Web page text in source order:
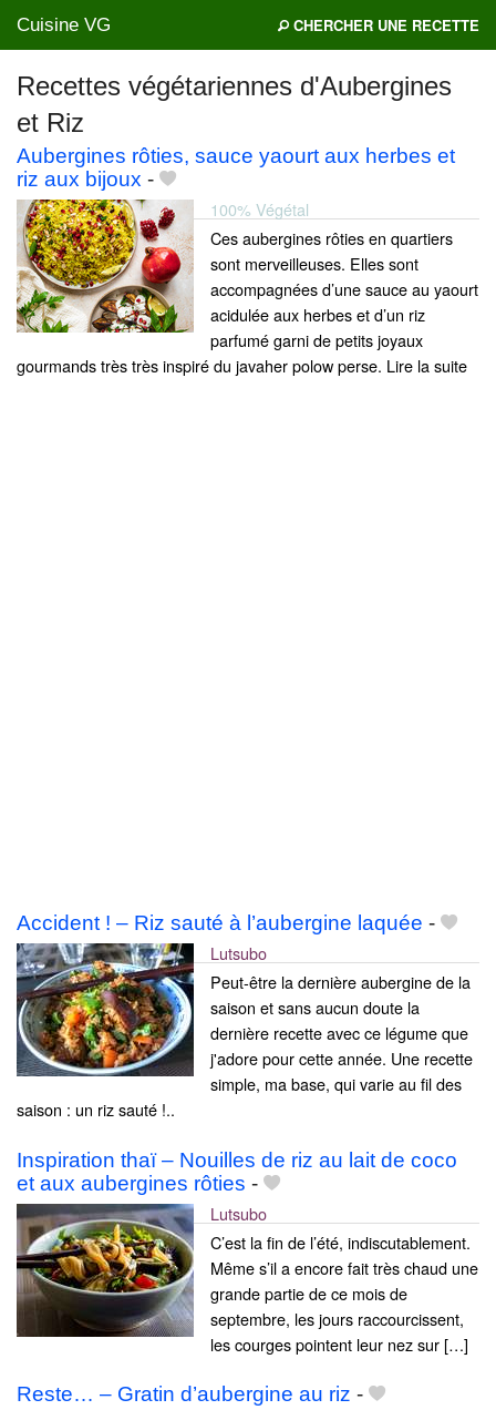
Cuisine VG CHERCHER UNE RECETTE
Recettes végétariennes d'Aubergines
et Riz
Aubergines rôties, sauce yaourt aux herbes et
riz aux bijoux -
100% Végétal
Ces aubergines rôties en quartiers
sont merveilleuses. Elles sont
accompagnées d’une sauce au yaourt
acidulée aux herbes et d’un riz
parfumé garni de petits joyaux
gourmands très très inspiré du javaher polow perse. Lire la suite
Accident ! – Riz sauté à l’aubergine laquée -
Lutsubo
Peut-être la dernière aubergine de la
saison et sans aucun doute la
dernière recette avec ce légume que
j'adore pour cette année. Une recette
simple, ma base, qui varie au fil des
saison : un riz sauté !..
Inspiration thaï – Nouilles de riz au lait de coco
et aux aubergines rôties -
Lutsubo
C’est la fin de l’été, indiscutablement.
Même s’il a encore fait très chaud une
grande partie de ce mois de
septembre, les jours raccourcissent,
les courges pointent leur nez sur […]
Reste… – Gratin d’aubergine au riz -